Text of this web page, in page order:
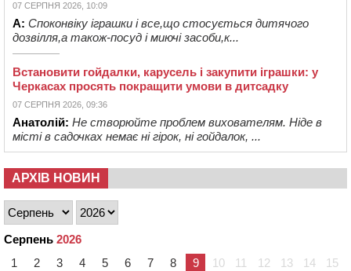
07 СЕРПНЯ 2026, 10:09
А: Споконвіку іграшки і все,що стосується дитячого
дозвілля,а також-посуд і миючі засоби,к...
Встановити гойдалки, карусель і закупити іграшки: у
Черкасах просять покращити умови в дитсадку
07 СЕРПНЯ 2026, 09:36
Анатолій: Не створюйте проблем вихователям. Ніде в
місті в садочках немає ні гірок, ні гойдалок, ...
АРХІВ НОВИН
Серпень 2026
1
2 3 4 5 6 7 8 9 10 11 12 13 14
15